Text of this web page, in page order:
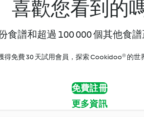
喜歡您看到的
食譜和超過 100 000 個其他食譜
得免費 30 天試用會員，探索 Cookidoo® 的世
免費註冊
更多資訊